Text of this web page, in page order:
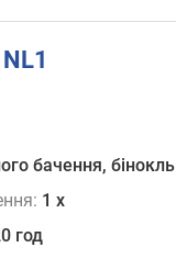
бачення, бінокль
1 x
год